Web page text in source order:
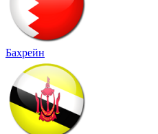
Бахрейн